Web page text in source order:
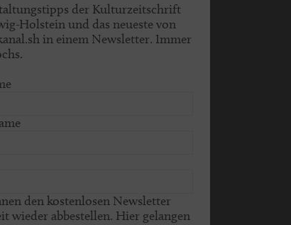
der Kulturzeitschrift
Holstein und das neueste von
in einem Newsletter. Immer
den kostenlosen Newsletter
wieder abbestellen. Hier gelangen